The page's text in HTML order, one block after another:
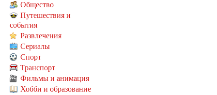
Общество
Путешествия и
события
Развлечения
Сериалы
Спорт
Транспорт
Фильмы и анимация
Хобби и образование